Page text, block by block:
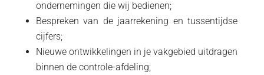
ondernemingen die wij bedienen;
Bespreken van de jaarrekening en tussentijdse
cijfers;
Nieuwe ontwikkelingen in je vakgebied uitdragen
binnen de controle-afdeling;